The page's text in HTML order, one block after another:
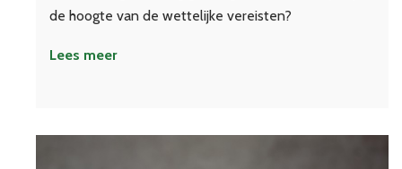
de hoogte van de wettelijke vereisten?
Lees meer